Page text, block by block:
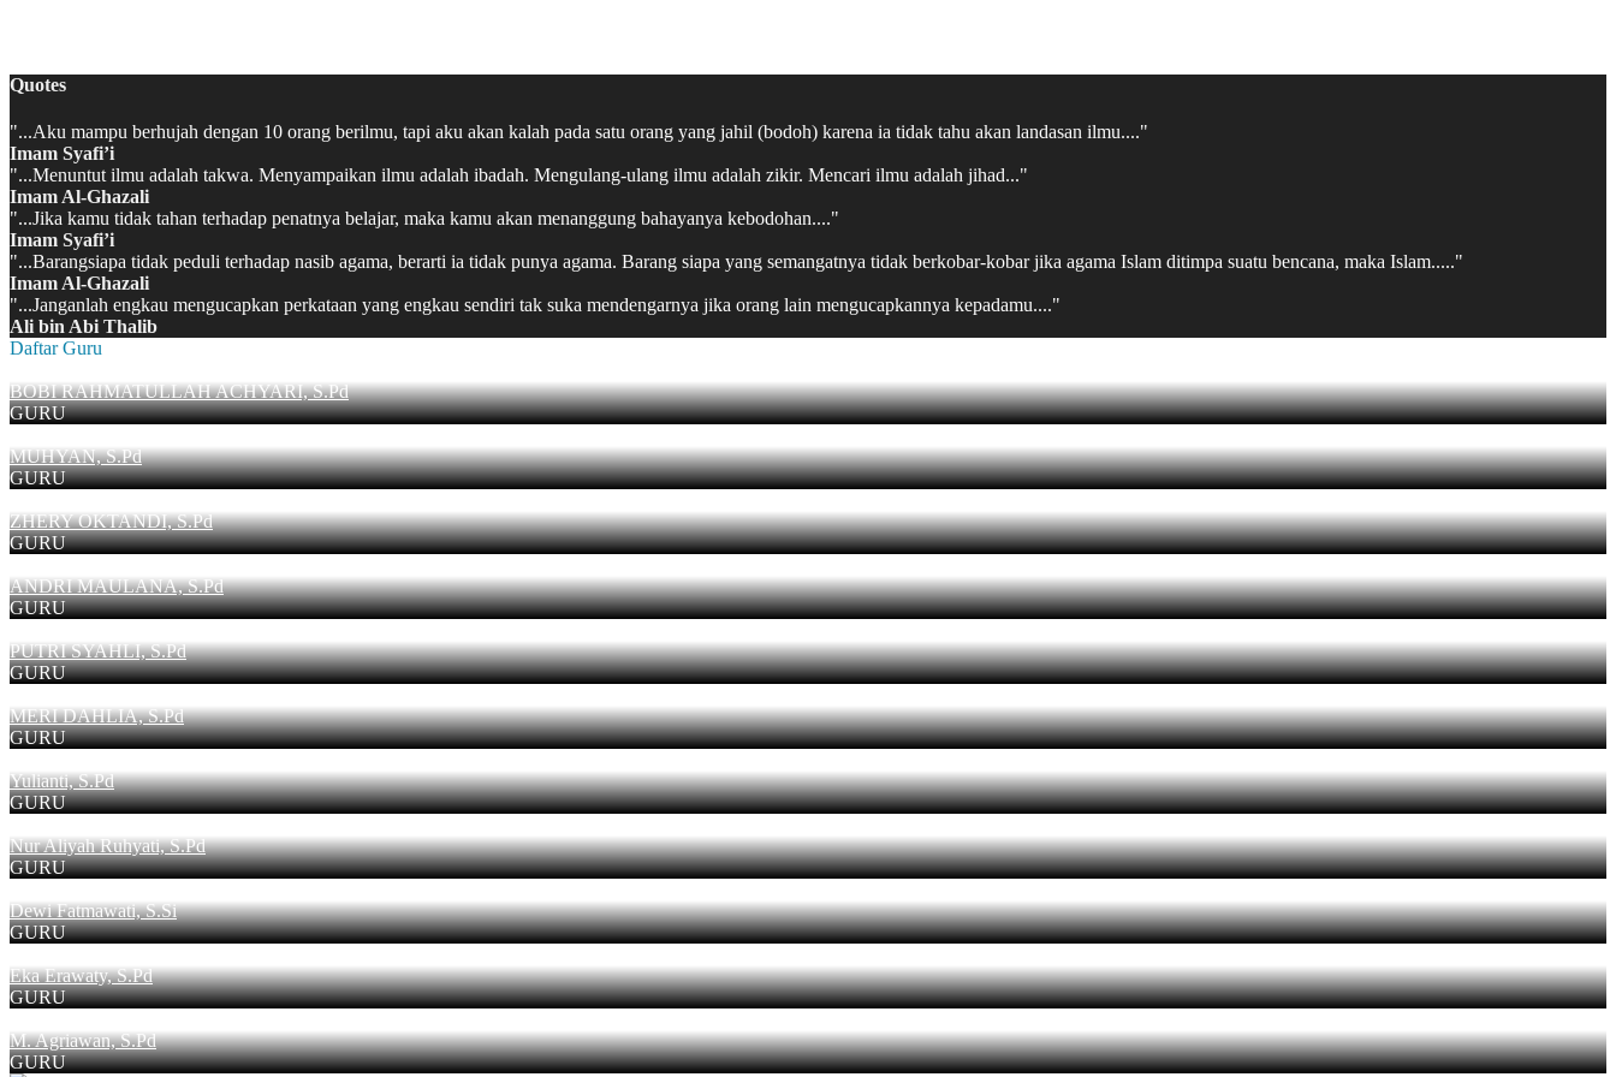
Quotes
"...Aku mampu berhujah dengan 10 orang berilmu, tapi aku akan kalah pada satu orang yang jahil (bodoh) karena ia tidak tahu akan landasan ilmu...."
Imam Syafi’i
"...Menuntut ilmu adalah takwa. Menyampaikan ilmu adalah ibadah. Mengulang-ulang ilmu adalah zikir. Mencari ilmu adalah jihad..."
Imam Al-Ghazali
"...Jika kamu tidak tahan terhadap penatnya belajar, maka kamu akan menanggung bahayanya kebodohan...."
Imam Syafi’i
"...Barangsiapa tidak peduli terhadap nasib agama, berarti ia tidak punya agama. Barang siapa yang semangatnya tidak berkobar-kobar jika agama Islam ditimpa suatu bencana, maka Islam....."
Imam Al-Ghazali
"...Janganlah engkau mengucapkan perkataan yang engkau sendiri tak suka mendengarnya jika orang lain mengucapkannya kepadamu...."
Ali bin Abi Thalib
Daftar Guru
BOBI RAHMATULLAH ACHYARI, S.Pd
GURU
MUHYAN, S.Pd
GURU
ZHERY OKTANDI, S.Pd
GURU
ANDRI MAULANA, S.Pd
GURU
PUTRI SYAHLI, S.Pd
GURU
MERI DAHLIA, S.Pd
GURU
Yulianti, S.Pd
GURU
Nur Aliyah Ruhyati, S.Pd
GURU
Dewi Fatmawati, S.Si
GURU
Eka Erawaty, S.Pd
GURU
M. Agriawan, S.Pd
GURU